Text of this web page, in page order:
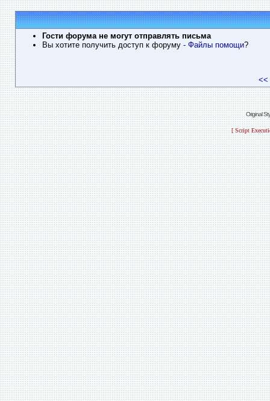
Гости форума не могут отправлять письма
Вы хотите получить доступ к форуму - Файлы помощи?
<<
Original
[ Script